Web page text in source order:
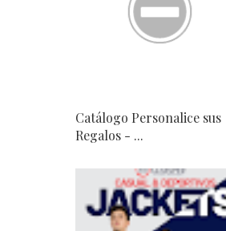
Catálogo Personalice sus
Regalos - ...